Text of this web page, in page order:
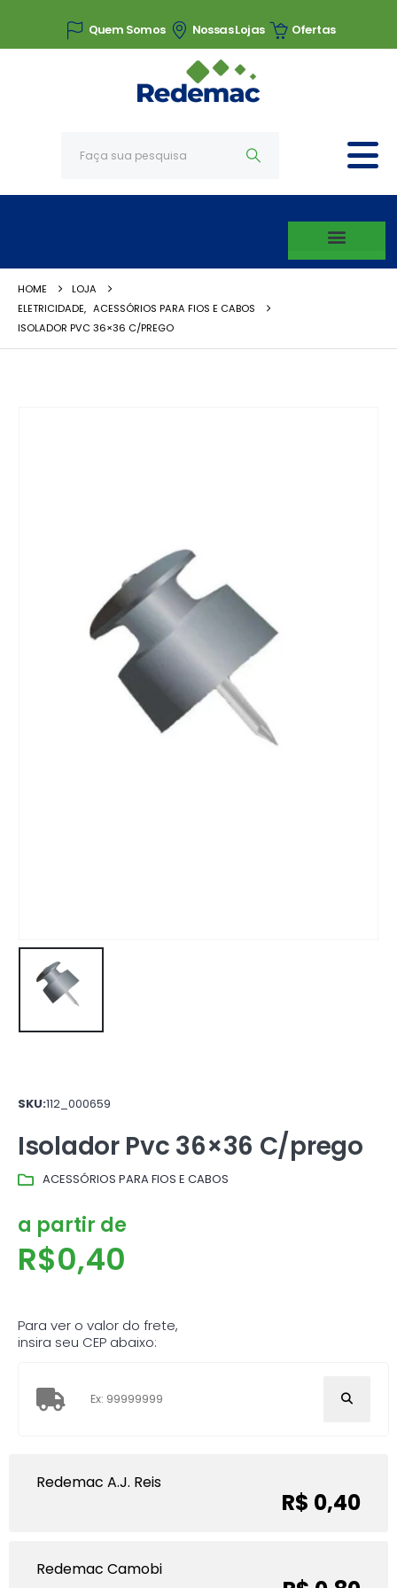
Quem Somos Nossas Lojas Ofertas
HOME
LOJA
ELETRICIDADE, ACESSÓRIOS PARA FIOS E CABOS
ISOLADOR PVC 36×36 C/PREGO
SKU:112_000659
Isolador Pvc 36×36 C/prego
ACESSÓRIOS PARA FIOS E CABOS
a partir de
R$0,40
Para ver o valor do frete,
insira seu CEP abaixo:
Redemac A.J. Reis
R$ 0,40
Redemac Camobi